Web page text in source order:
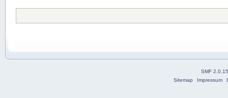
SMF
Sitemap
Impressum